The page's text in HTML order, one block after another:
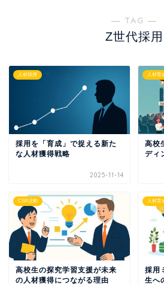
― TAG ―
Z世代採用
人材採用
採用を「育成」で捉える新た
な人材獲得戦略
2025-11-14
人材育
高校
ディ
CSR活動
高校生の探究学習支援が未来
の人材獲得につながる理由
人材育
採用
生へ